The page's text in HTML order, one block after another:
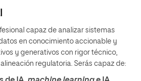
capaz de analizar sistemas
en conocimiento accionable y
y generativos con rigor técnico,
regulatoria. Serás capaz de: